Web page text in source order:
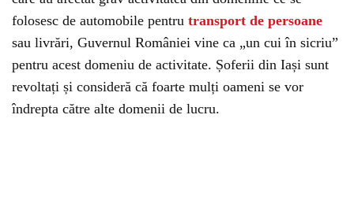
folosesc de automobile pentru transport de persoane
sau livrări, Guvernul României vine ca „un cui în sicriu”
pentru acest domeniu de activitate. Șoferii din Iași sunt
revoltați și consideră că foarte mulți oameni se vor
îndrepta către alte domenii de lucru.